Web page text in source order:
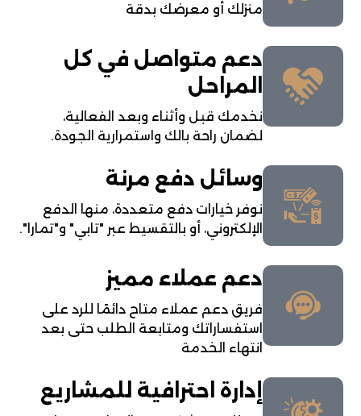
منزلك أو معرضك بدقة
دعم متواصل في كل
المراحل
نخدمك قبل وأثناء وبعد الفعالية،
لضمان راحة بالك واستمرارية الجودة.
وسائل دفع مرنة
نوفر خيارات دفع متعددة، منها الدفع
الإلكتروني، أو بالتقسيط عبر "تابي" و"تمارا".
دعم عملاء مميز
فريق دعم عملاء متاح دائمًا للرد على
استفساراتك ومتابعة الطلب حتى بعد
انتهاء الخدمة
إدارة احترافية للمشاريع